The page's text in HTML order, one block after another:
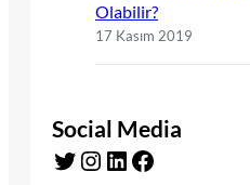
Olabilir?
17 Kasım 2019
Social Media
Twitter Instagram LinkedIn Facebook